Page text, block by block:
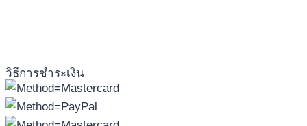
วิธีการชำระเงิน